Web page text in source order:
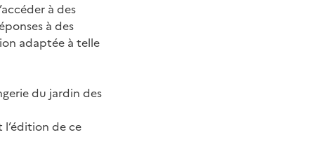
à des
à des
adaptée à telle
du jardin des
l’édition de ce